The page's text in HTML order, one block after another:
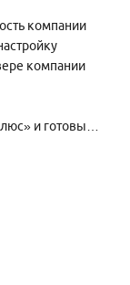
компании
компании
и готовы